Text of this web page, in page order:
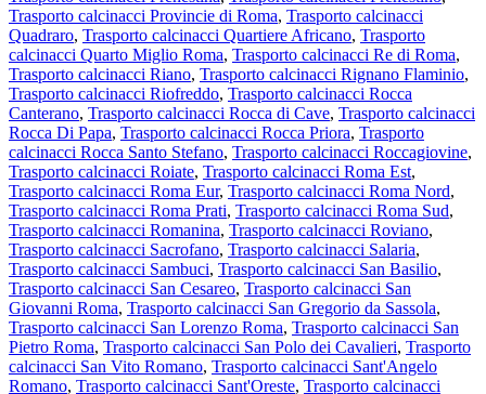
Trasporto calcinacci Provincie di Roma, Trasporto calcinacci
Quadraro, Trasporto calcinacci Quartiere Africano, Trasporto
calcinacci Quarto Miglio Roma, Trasporto calcinacci Re di Roma,
Trasporto calcinacci Riano, Trasporto calcinacci Rignano Flaminio,
Trasporto calcinacci Riofreddo, Trasporto calcinacci Rocca
Canterano, Trasporto calcinacci Rocca di Cave, Trasporto calcinacci
Rocca Di Papa, Trasporto calcinacci Rocca Priora, Trasporto
calcinacci Rocca Santo Stefano, Trasporto calcinacci Roccagiovine,
Trasporto calcinacci Roiate, Trasporto calcinacci Roma Est,
Trasporto calcinacci Roma Eur, Trasporto calcinacci Roma Nord,
Trasporto calcinacci Roma Prati, Trasporto calcinacci Roma Sud,
Trasporto calcinacci Romanina, Trasporto calcinacci Roviano,
Trasporto calcinacci Sacrofano, Trasporto calcinacci Salaria,
Trasporto calcinacci Sambuci, Trasporto calcinacci San Basilio,
Trasporto calcinacci San Cesareo, Trasporto calcinacci San
Giovanni Roma, Trasporto calcinacci San Gregorio da Sassola,
Trasporto calcinacci San Lorenzo Roma, Trasporto calcinacci San
Pietro Roma, Trasporto calcinacci San Polo dei Cavalieri, Trasporto
calcinacci San Vito Romano, Trasporto calcinacci Sant'Angelo
Romano, Trasporto calcinacci Sant'Oreste, Trasporto calcinacci